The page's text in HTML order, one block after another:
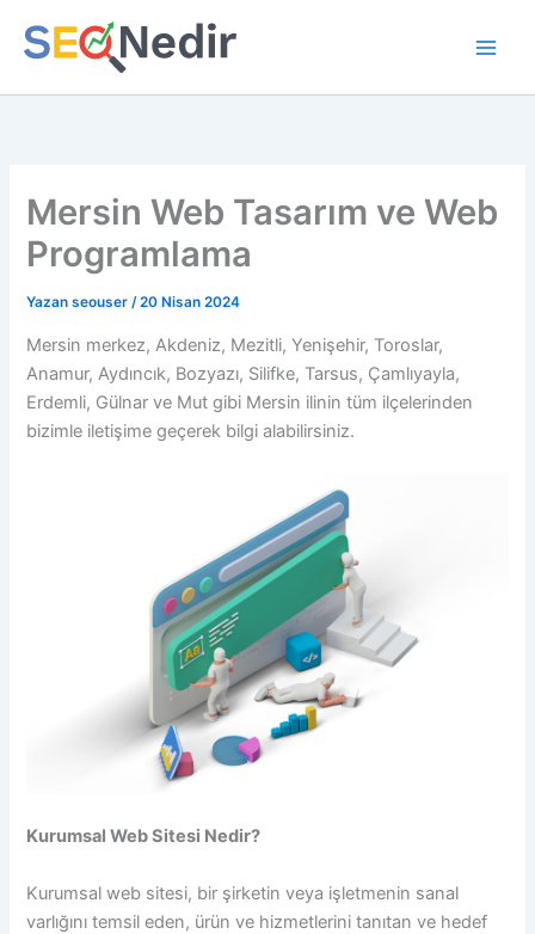
atla
Mersin Web Tasarım ve Web
Programlama
Yazan seouser/20 Nisan 2024
Mersin merkez, Akdeniz, Mezitli, Yenişehir, Toroslar,
Anamur, Aydıncık, Bozyazı, Silifke, Tarsus, Çamlıyayla,
Erdemli, Gülnar ve Mut gibi Mersin ilinin tüm ilçelerinden
bizimle iletişime geçerek bilgi alabilirsiniz.
Kurumsal Web Sitesi Nedir?
Kurumsal web sitesi, bir şirketin veya işletmenin sanal
varlığını temsil eden, ürün ve hizmetlerini tanıtan ve hedef